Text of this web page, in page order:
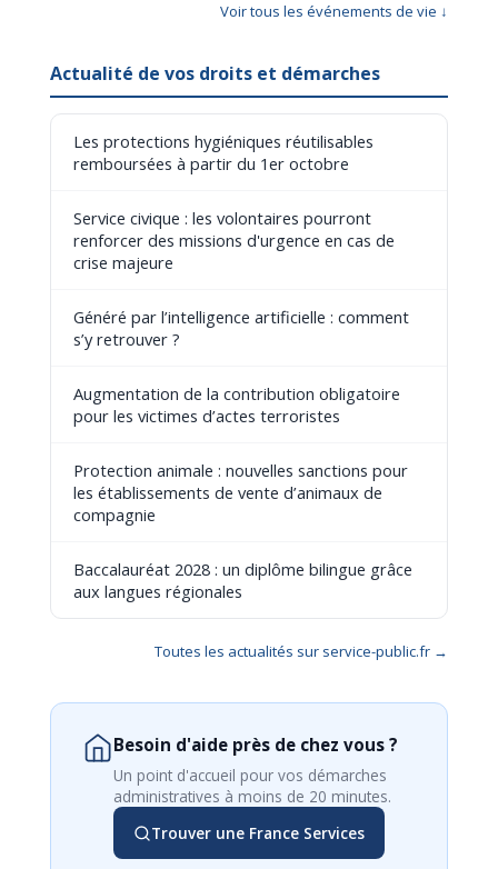
Voir tous les événements de vie ↓
Actualité de vos droits et démarches
Les protections hygiéniques réutilisables
remboursées à partir du 1er octobre
Service civique : les volontaires pourront
renforcer des missions d'urgence en cas de
crise majeure
Généré par l’intelligence artificielle : comment
s’y retrouver ?
Augmentation de la contribution obligatoire
pour les victimes d’actes terroristes
Protection animale : nouvelles sanctions pour
les établissements de vente d’animaux de
compagnie
Baccalauréat 2028 : un diplôme bilingue grâce
aux langues régionales
Toutes les actualités sur service-public.fr →
Besoin d'aide près de chez vous ?
Un point d'accueil pour vos démarches
administratives à moins de 20 minutes.
Trouver une France Services